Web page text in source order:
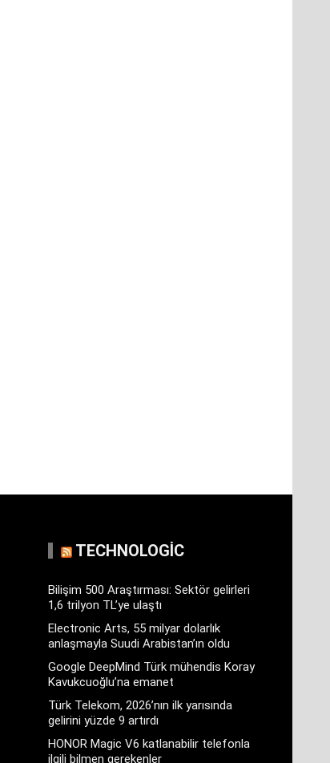
TECHNOLOGIC
Bilişim 500 Araştırması: Sektör gelirleri
1,6 trilyon TL’ye ulaştı
Electronic Arts, 55 milyar dolarlık
anlaşmayla Suudi Arabistan’ın oldu
Google DeepMind Türk mühendis Koray
Kavukcuoğlu’na emanet
Türk Telekom, 2026’nın ilk yarısında
gelirini yüzde 9 artırdı
HONOR Magic V6 katlanabilir telefonla
ilgili bilmen gerekenler